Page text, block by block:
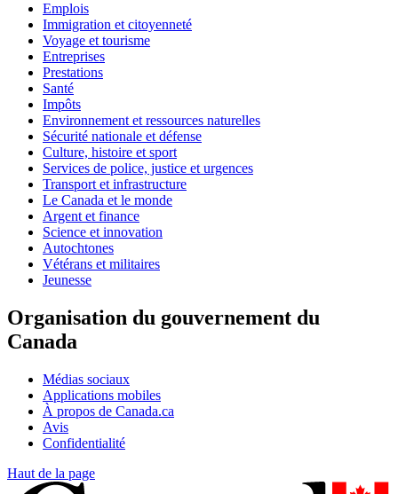
Emplois
Immigration et citoyenneté
Voyage et tourisme
Entreprises
Prestations
Santé
Impôts
Environnement et ressources naturelles
Sécurité nationale et défense
Culture, histoire et sport
Services de police, justice et urgences
Transport et infrastructure
Le Canada et le monde
Argent et finance
Science et innovation
Autochtones
Vétérans et militaires
Jeunesse
Organisation du gouvernement du
Canada
Médias sociaux
Applications mobiles
À propos de Canada.ca
Avis
Confidentialité
Haut de la page